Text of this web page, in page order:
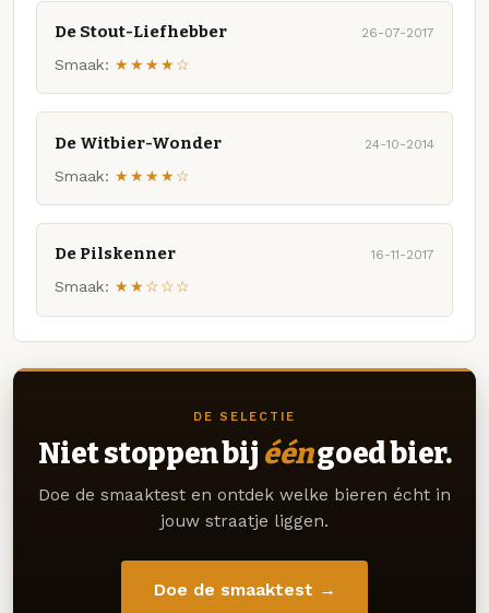
De Stout-Liefhebber 26-07-2017
Smaak: ★★★★☆
De Witbier-Wonder 24-10-2014
Smaak: ★★★★☆
De Pilskenner 16-11-2017
Smaak: ★★☆☆☆
DE SELECTIE
Niet stoppen bij ééngoed bier.
Doe de smaaktest en ontdek welke bieren écht in
jouw straatje liggen.
Doe de smaaktest →